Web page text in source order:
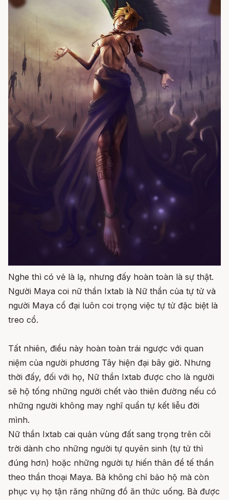
Nghe thì có vẻ là lạ, nhưng đấy hoàn toàn là sự thật.
Người Maya coi nữ thần Ixtab là Nữ thần của tự tử và
người Maya cổ đại luôn coi trọng việc tự tử đặc biệt là
treo cổ.
Tất nhiên, điều này hoàn toàn trái ngược với quan
niệm của người phương Tây hiện đại bây giờ. Nhưng
thời đấy, đối với họ, Nữ thần Ixtab được cho là người
sẽ hộ tống những người chết vào thiên đường nếu có
những người không may nghĩ quẩn tự kết liễu đời
mình.
Nữ thần Ixtab cai quản vùng đất sang trọng trên cõi
trời dành cho những người tự quyên sinh (tự tử thì
đúng hơn) hoặc những người tự hiến thân để tế thần
theo thần thoại Maya. Bà không chỉ bảo hộ mà còn
phục vụ họ tận răng những đồ ăn thức uống. Bà được